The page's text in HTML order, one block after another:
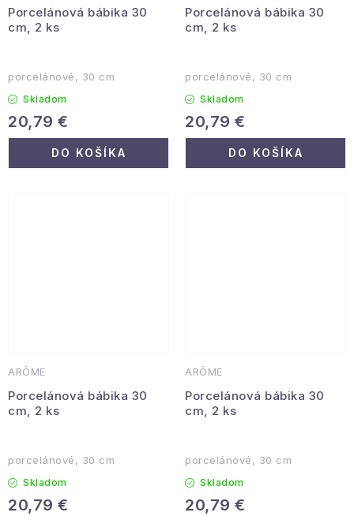
Porcelánová bábika 30
cm, 2 ks
porcelánové, 30 cm
Skladom
20,79 €
DO KOŠÍKA
Porcelánová bábika 30
cm, 2 ks
porcelánové, 30 cm
Skladom
20,79 €
DO KOŠÍKA
ARÔME
Porcelánová bábika 30
cm, 2 ks
porcelánové, 30 cm
Skladom
20,79 €
ARÔME
Porcelánová bábika 30
cm, 2 ks
porcelánové, 30 cm
Skladom
20,79 €